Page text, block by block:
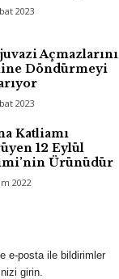
2023
Açmazlarını
Döndürmeyi
2023
Katliamı
12 Eylül
Ürünüdür
2022
e-posta ile bildirimler
girin.